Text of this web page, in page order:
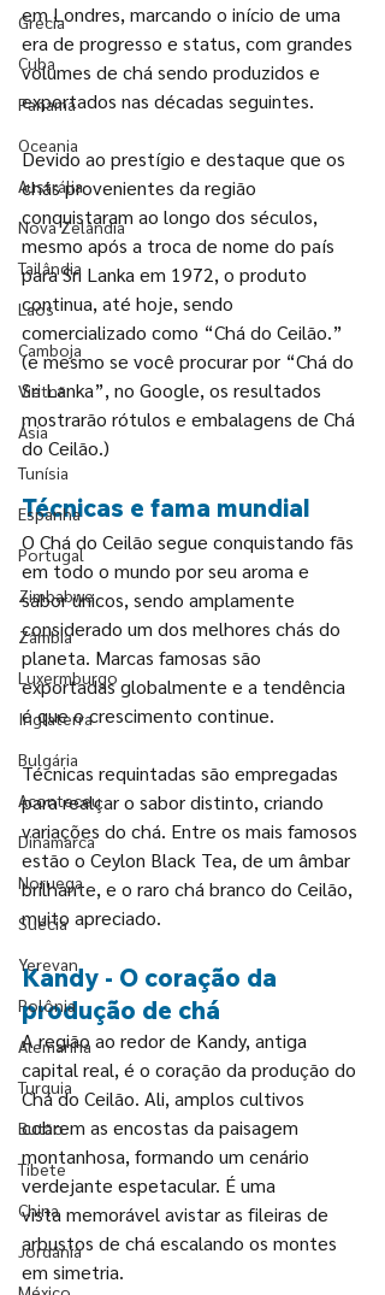
Grécia
Cuba
Panamá
Oceania
Austrália
Nova Zelândia
Tailândia
Laos
Camboja
Vietnã
Ásia
Tunísia
Espanha
Portugal
Zimbabwe
Zâmbia
Luxermburgo
Inglaterra
Bulgária
Aconteceu
Dinamarca
Noruega
Suécia
Yerevan
Polônia
Alemanha
Turquia
Butão
Tibete
China
Jordânia
em Londres, marcando o início de uma
era de progresso e status, com grandes
volumes de chá sendo produzidos e
exportados nas décadas seguintes.
Devido ao prestígio e destaque que os
chás provenientes da região
conquistaram ao longo dos séculos,
mesmo após a troca de nome do país
para Sri Lanka em 1972, o produto
continua, até hoje, sendo
comercializado como “Chá do Ceilão.”
(e mesmo se você procurar por “Chá do
Sri Lanka”, no Google, os resultados
mostrarão rótulos e embalagens de Chá
do Ceilão.)
Técnicas e fama mundial
O Chá do Ceilão segue conquistando fãs
em todo o mundo por seu aroma e
sabor únicos, sendo amplamente
considerado um dos melhores chás do
planeta. Marcas famosas são
exportadas globalmente e a tendência
é que o crescimento continue.
Técnicas requintadas são empregadas
para realçar o sabor distinto, criando
variações do chá. Entre os mais famosos
estão o Ceylon Black Tea, de um âmbar
brilhante, e o raro chá branco do Ceilão,
muito apreciado.
Kandy - O coração da
produção de chá
A região ao redor de Kandy, antiga
capital real, é o coração da produção do
Chá do Ceilão. Ali, amplos cultivos
cobrem as encostas da paisagem
montanhosa, formando um cenário
verdejante espetacular. É uma
vista memorável avistar as fileiras de
arbustos de chá escalando os montes
em simetria.